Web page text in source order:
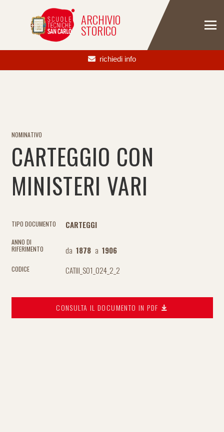
ARCHIVIO
STORICO
richiedi info
NOMINATIVO
CARTEGGIO CON
MINISTERI VARI
TIPO DOCUMENTO CARTEGGI
ANNO DI
RIFERIMENTO
da 1878 a 1906
CODICE CATIII_S01_024_2_2
CONSULTA IL DOCUMENTO IN PDF